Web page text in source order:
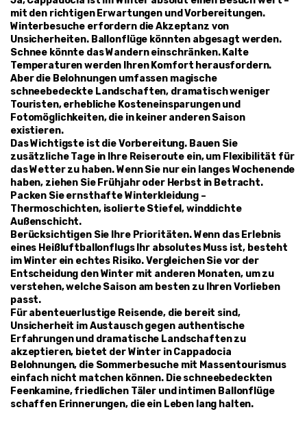
mit den richtigen Erwartungen und Vorbereitungen.
Winterbesuche erfordern die Akzeptanz von
Unsicherheiten. Ballonflüge könnten abgesagt werden.
Schnee könnte das Wandern einschränken. Kalte
Temperaturen werden Ihren Komfort herausfordern.
Aber die Belohnungen umfassen magische
schneebedeckte Landschaften, dramatisch weniger
Touristen, erhebliche Kosteneinsparungen und
Fotomöglichkeiten, die in keiner anderen Saison
existieren.
Das Wichtigste ist die Vorbereitung. Bauen Sie
zusätzliche Tage in Ihre Reiseroute ein, um Flexibilität für
das Wetter zu haben. Wenn Sie nur ein langes Wochenende
haben, ziehen Sie Frühjahr oder Herbst in Betracht.
Packen Sie ernsthafte Winterkleidung –
Thermoschichten, isolierte Stiefel, winddichte
Außenschicht.
Berücksichtigen Sie Ihre Prioritäten. Wenn das Erlebnis
eines Heißluftballonflugs Ihr absolutes Muss ist, besteht
im Winter ein echtes Risiko. Vergleichen Sie vor der
Entscheidung den Winter mit anderen Monaten, um zu
verstehen, welche Saison am besten zu Ihren Vorlieben
passt.
Für abenteuerlustige Reisende, die bereit sind,
Unsicherheit im Austausch gegen authentische
Erfahrungen und dramatische Landschaften zu
akzeptieren, bietet der Winter in Cappadocia
Belohnungen, die Sommerbesuche mit Massentourismus
einfach nicht matchen können. Die schneebedeckten
Feenkamine, friedlichen Täler und intimen Ballonflüge
schaffen Erinnerungen, die ein Leben lang halten.